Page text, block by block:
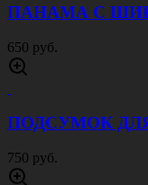
ПАНАМА С
650 руб.
ПОДСУМОК
750 руб.